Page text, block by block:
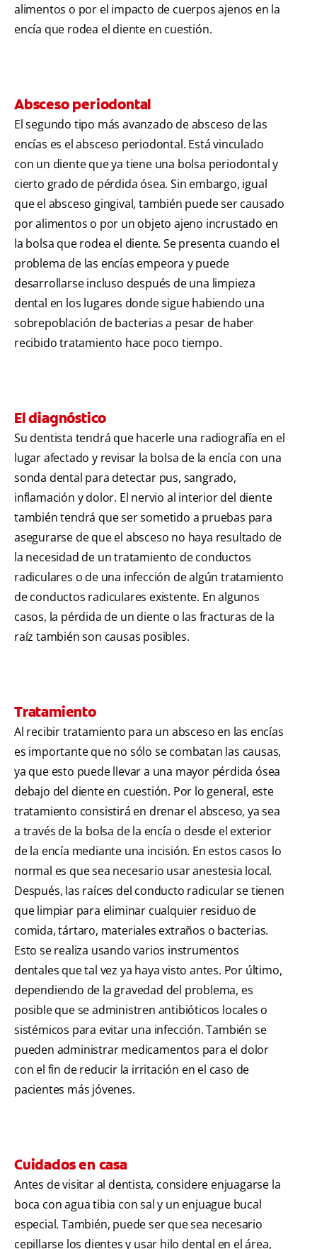
alimentos o por el impacto de cuerpos ajenos en la
encía que rodea el diente en cuestión.
Absceso periodontal
El segundo tipo más avanzado de absceso de las
encías es el absceso periodontal. Está vinculado
con un diente que ya tiene una bolsa periodontal y
cierto grado de pérdida ósea. Sin embargo, igual
que el absceso gingival, también puede ser causado
por alimentos o por un objeto ajeno incrustado en
la bolsa que rodea el diente. Se presenta cuando el
problema de las encías empeora y puede
desarrollarse incluso después de una limpieza
dental en los lugares donde sigue habiendo una
sobrepoblación de bacterias a pesar de haber
recibido tratamiento hace poco tiempo.
El diagnóstico
Su dentista tendrá que hacerle una radiografía en el
lugar afectado y revisar la bolsa de la encía con una
sonda dental para detectar pus, sangrado,
inflamación y dolor. El nervio al interior del diente
también tendrá que ser sometido a pruebas para
asegurarse de que el absceso no haya resultado de
la necesidad de un tratamiento de conductos
radiculares o de una infección de algún tratamiento
de conductos radiculares existente. En algunos
casos, la pérdida de un diente o las fracturas de la
raíz también son causas posibles.
Tratamiento
Al recibir tratamiento para un absceso en las encías
es importante que no sólo se combatan las causas,
ya que esto puede llevar a una mayor pérdida ósea
debajo del diente en cuestión. Por lo general, este
tratamiento consistirá en drenar el absceso, ya sea
a través de la bolsa de la encía o desde el exterior
de la encía mediante una incisión. En estos casos lo
normal es que sea necesario usar anestesia local.
Después, las raíces del conducto radicular se tienen
que limpiar para eliminar cualquier residuo de
comida, tártaro, materiales extraños o bacterias.
Esto se realiza usando varios instrumentos
dentales que tal vez ya haya visto antes. Por último,
dependiendo de la gravedad del problema, es
posible que se administren antibióticos locales o
sistémicos para evitar una infección. También se
pueden administrar medicamentos para el dolor
con el fin de reducir la irritación en el caso de
pacientes más jóvenes.
Cuidados en casa
Antes de visitar al dentista, considere enjuagarse la
boca con agua tibia con sal y un enjuague bucal
especial. También, puede ser que sea necesario
cepillarse los dientes y usar hilo dental en el área,